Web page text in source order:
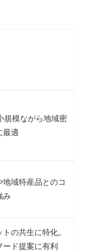
規模ながら地域密
最適
地域特産品とのコ
み
の共生に特化。
ード提案に有利